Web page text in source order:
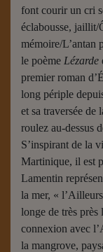
font courir un cri
éclabousse, jaillit/
mémoire/L’antan
le poème Lézarde
premier roman
long périple
et sa traversée
roulez au-dessus
S’inspirant de la
Martinique, il est
Lamentin
la mer, «
longe de très près
connexion avec
la mangrove,